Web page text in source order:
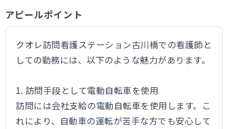
アピールポイント
クオレ訪問看護ステーション古川橋での看護師と
しての勤務には、以下のような魅力があります。
1. 訪問手段として電動自転車を使用
訪問には会社支給の電動自転車を使用します。こ
れにより、自動車の運転が苦手な方でも安心して